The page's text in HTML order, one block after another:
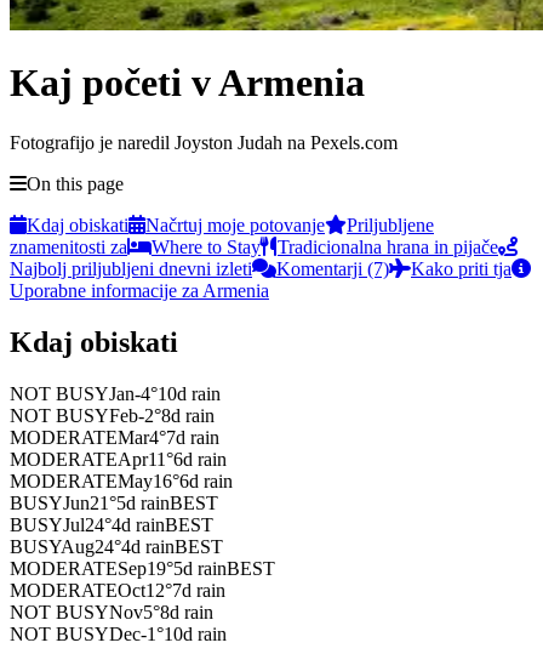
Kaj početi v Armenia
Fotografijo je naredil Joyston Judah na Pexels.com
On this page
Kdaj obiskati
Načrtuj moje potovanje
Priljubljene
znamenitosti za
Where to Stay
Tradicionalna hrana in pijače
Najbolj priljubljeni dnevni izleti
Komentarji (7)
Kako priti tja
Uporabne informacije za Armenia
Kdaj obiskati
NOT BUSYJan-4°10d rain
NOT BUSYFeb-2°8d rain
MODERATEMar4°7d rain
MODERATEApr11°6d rain
MODERATEMay16°6d rain
BUSYJun21°5d rainBEST
BUSYJul24°4d rainBEST
BUSYAug24°4d rainBEST
MODERATESep19°5d rainBEST
MODERATEOct12°7d rain
NOT BUSYNov5°8d rain
NOT BUSYDec-1°10d rain